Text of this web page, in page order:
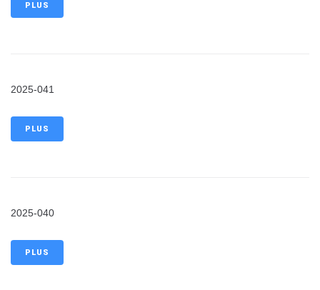
PLUS
2025-041
PLUS
2025-040
PLUS